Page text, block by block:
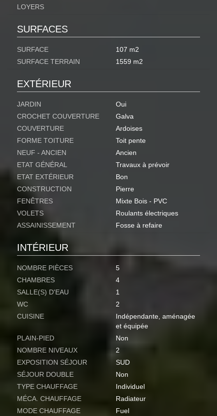
LOYERS
SURFACES
SURFACE
107 m2
SURFACE TERRAIN
1559 m2
EXTÉRIEUR
JARDIN
Oui
CROCHET COUVERTURE
Galva
COUVERTURE
Ardoises
FORME TOITURE
Toit pente
NEUF - ANCIEN
Ancien
ETAT GÉNÉRAL
Travaux à prévoir
ETAT EXTÉRIEUR
Bon
CONSTRUCTION
Pierre
FENÊTRES
Mixte Bois - PVC
VOLETS
Roulants électriques
ASSAINISSEMENT
Fosse à refaire
INTÉRIEUR
NOMBRE PIÈCES
5
CHAMBRES
4
SALLE(S) D'EAU
1
WC
2
CUISINE
Indépendante, aménagée
et équipée
PLAIN-PIED
Non
NOMBRE NIVEAUX
2
EXPOSITION SÉJOUR
SUD
SÉJOUR DOUBLE
Non
TYPE CHAUFFAGE
Individuel
MÉCA. CHAUFFAGE
Radiateur
MODE CHAUFFAGE
Fuel